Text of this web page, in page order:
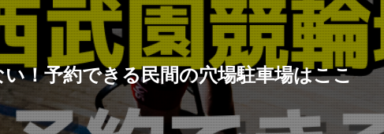
！予約できる民間の穴場駐車場はここ